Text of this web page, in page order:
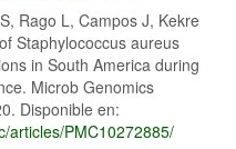
Rago L, Campos J, Kekre
Staphylococcus aureus
in South America during
Microb Genomics
Disponible en:
articles/PMC10272885/